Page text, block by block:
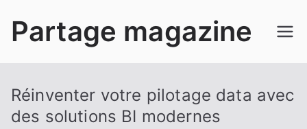
Partage magazine
Réinventer votre pilotage data avec
des solutions BI modernes